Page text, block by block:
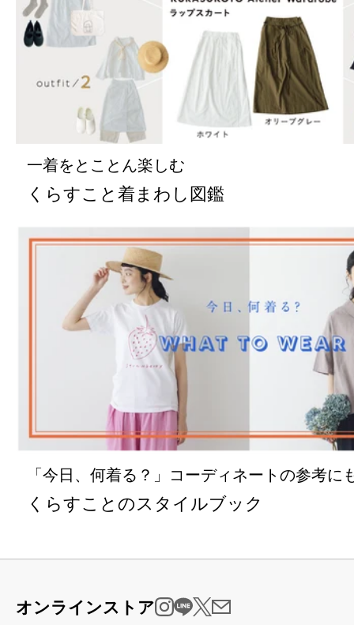
一着をとことん楽しむ
くらすこと着まわし図鑑
「今日、何着る？」コーディネートの参考に
くらすことのスタイルブック
オンラインストア